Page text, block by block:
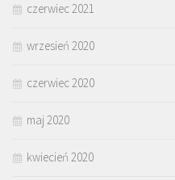
czerwiec 2021
wrzesień 2020
czerwiec 2020
maj 2020
kwiecień 2020